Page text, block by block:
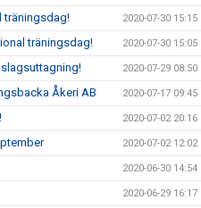
träningsdag! 2020-07-30 15:15
träningsdag! 2020-07-30 15:05
2020-07-29 08:50
Åkeri AB 2020-07-17 09:45
2020-07-02 20:16
2020-07-02 12:02
2020-06-30 14:54
2020-06-29 16:17